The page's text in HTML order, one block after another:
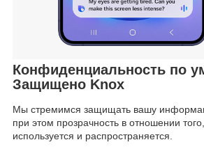
Конфиденциальность по
Защищено Knox
Мы стремимся защищать вашу
при этом прозрачность в отношении
используется и распространяется.